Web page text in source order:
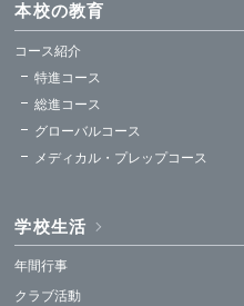
本校の教育
コース紹介
特進コース
総進コース
グローバルコース
メディカル・プレップコース
学校生活
年間行事
クラブ活動